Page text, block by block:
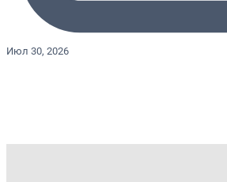
Июл 30, 2026